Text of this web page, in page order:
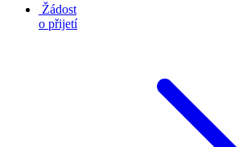
Žádost
o přijetí